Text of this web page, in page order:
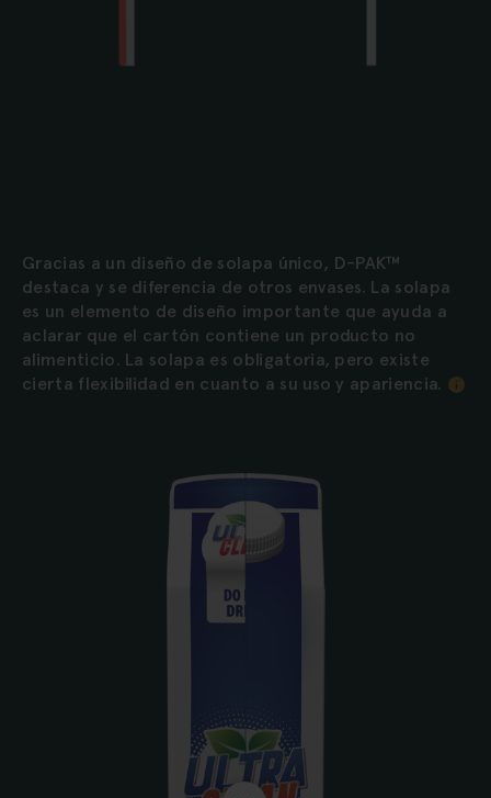
Gracias a un diseño de solapa único, D-PAK™
destaca y se diferencia de otros envases. La solapa
es un elemento de diseño importante que ayuda a
aclarar que el cartón contiene un producto no
alimenticio. La solapa es obligatoria, pero existe
cierta flexibilidad en cuanto a su uso y apariencia.